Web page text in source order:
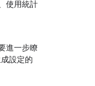
使用統計
進一步瞭
設定的